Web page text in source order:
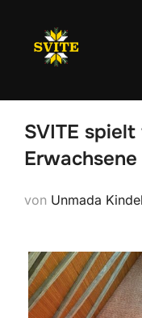
SVITE
von Unmada Kindel